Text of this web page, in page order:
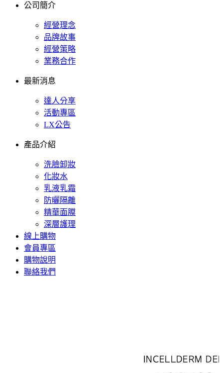
公司簡介
經營理念
品牌故事
經營策略
業務合作
最新消息
達人分享
活動專區
LX公告
產品介紹
洗臉卸妝
化妝水
乳液乳霜
防曬隔離
精華面膜
深層護理
線上購物
會員專區
購物說明
聯絡我們